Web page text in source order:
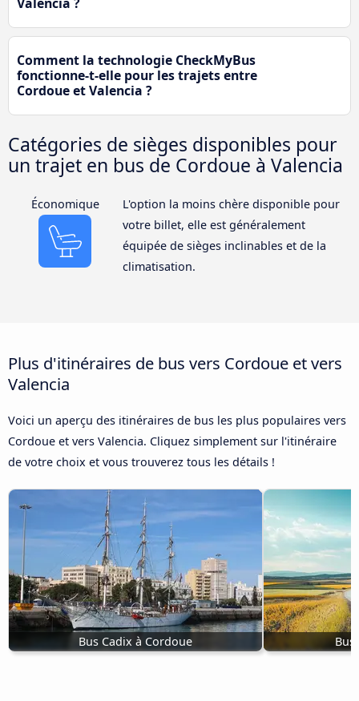
Comment la technologie CheckMyBus
fonctionne-t-elle pour les trajets entre
Cordoue et Valencia ?
Catégories de sièges disponibles pour
un trajet en bus de Cordoue à Valencia
Économique
L'option la moins chère disponible pour
votre billet, elle est généralement
équipée de sièges inclinables et de la
climatisation.
Plus d'itinéraires de bus vers Cordoue et vers
Valencia
Voici un aperçu des itinéraires de bus les plus populaires vers
Cordoue et vers Valencia. Cliquez simplement sur l'itinéraire
de votre choix et vous trouverez tous les détails !
Bus Cadix à Cordoue Bus